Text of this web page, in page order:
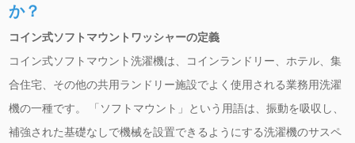
か？
コイン式ソフトマウントワッシャーの定義
コイン式ソフトマウント洗濯機は、コインランドリー、ホテル、集
合住宅、その他の共用ランドリー施設でよく使用される業務用洗濯
機の一種です。 「ソフトマウント」という用語は、振動を吸収し、
補強された基礎なしで機械を設置できるようにする洗濯機のサスペ